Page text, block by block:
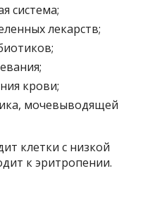
система;
лекарств;
крови;
мочевыводящей
клетки с низкой
к эритропении.